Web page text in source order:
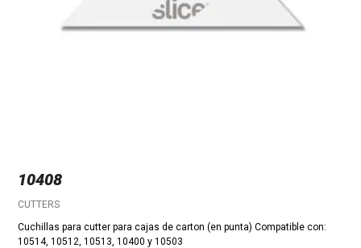
10408
CUTTERS
Cuchillas para cutter para cajas de carton (en punta) Compatible con:
10514, 10512, 10513, 10400 y 10503